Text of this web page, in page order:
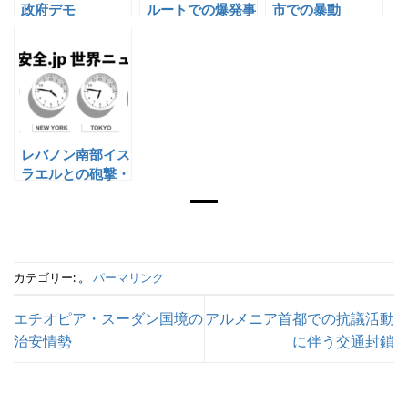
政府デモ
ルートでの爆発事
市での暴動
レバノン南部イス
ラエルとの砲撃・
カテゴリー: 。 パーマリンク
エチオピア・スーダン国境の
治安情勢
アルメニア首都での抗議活動
に伴う交通封鎖